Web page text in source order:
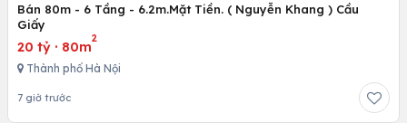
Bán 80m - 6 Tầng - 6.2m.Mặt Tiền. ( Nguyễn Khang ) Cầu
Giấy
20 tỷ · 80m
2
Thành phố Hà Nội
7 giờ trước